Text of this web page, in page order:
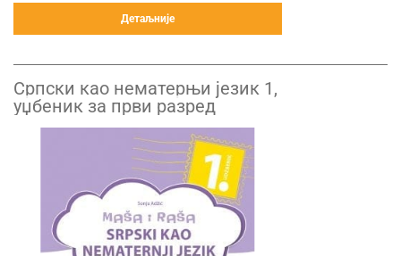
Детаљније
Српски као нематерњи језик 1,
уџбеник за први разред